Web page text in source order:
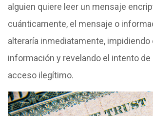
alguien quiere leer un mensaje
cuánticamente, el mensaje o
alteraría inmediatamente, impidiendo
información y revelando el intento
acceso ilegítimo.